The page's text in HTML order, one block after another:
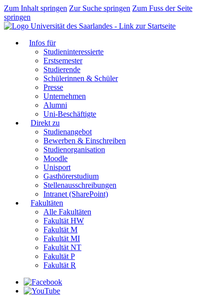
Zum Inhalt springen Zur Suche springen Zum Fuss der Seite
springen
Infos für
Studieninteressierte
Erstsemester
Studierende
Schülerinnen & Schüler
Presse
Unternehmen
Alumni
Uni-Beschäftigte
Direkt zu
Studienangebot
Bewerben & Einschreiben
Studienorganisation
Moodle
Unisport
Gasthörerstudium
Stellenausschreibungen
Intranet (SharePoint)
Fakultäten
Alle Fakultäten
Fakultät HW
Fakultät M
Fakultät MI
Fakultät NT
Fakultät P
Fakultät R